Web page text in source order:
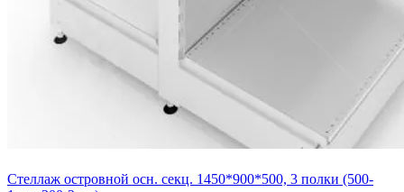
Стеллаж островной осн. секц. 1450*900*500, 3 полки (500-